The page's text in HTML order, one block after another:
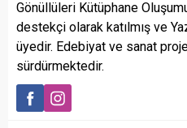
Gönüllüleri Kütüphane
destekçi olarak katılmış ve
üyedir. Edebiyat ve sanat
sürdürmektedir.